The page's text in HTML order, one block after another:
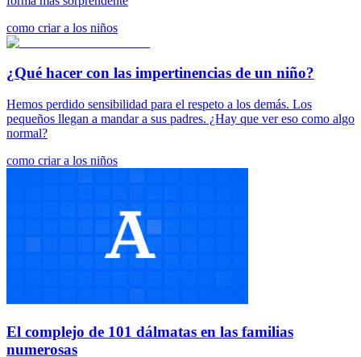
como criar a los niños
¿Qué hacer con las impertinencias de un niño?
Hemos perdido sensibilidad para el respeto a los demás. Los
pequeños llegan a mandar a sus padres. ¿Hay que ver eso como algo
normal?
como criar a los niños
El complejo de 101 dálmatas en las familias
numerosas